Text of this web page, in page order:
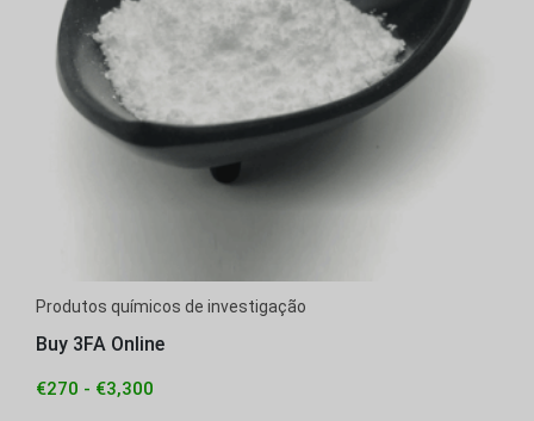
Produtos químicos de investigação
Buy 3FA Online
€270 - €3,300